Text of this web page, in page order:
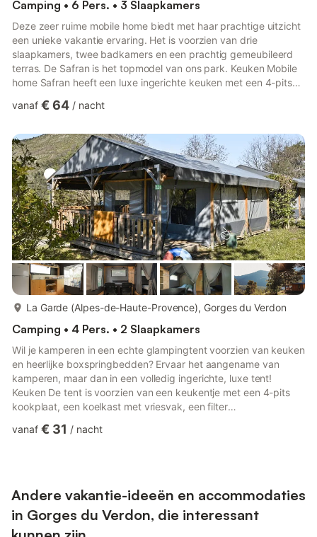
Camping • 6 Pers. • 3 Slaapkamers
Deze zeer ruime mobile home biedt met haar prachtige uitzicht
een unieke vakantie ervaring. Het is voorzien van drie
slaapkamers, twee badkamers en een prachtig gemeubileerd
terras. De Safran is het topmodel van ons park. Keuken Mobile
home Safran heeft een luxe ingerichte keuken met een 4-pits
koffiezetapparaat, Nespresso koffiezetapparaat,
openslaande deuren is de woonkamer een heerlijke lichte ruimte
voorzien van een knusse eethoek voor zes personen ...
vanaf € 64 / nacht
meer...
La Garde (Alpes-de-Haute-Provence), Gorges du Verdon
Camping • 4 Pers. • 2 Slaapkamers
Wil je kamperen in een echte glampingtent voorzien van keuken
en heerlijke boxspringbedden? Ervaar het aangename van
kamperen, maar dan in een volledig ingerichte, luxe tent!
Keuken De tent is voorzien van een keukentje met een 4-pits
kookplaat, een koelkast met vriesvak, een filter
waterkoker, een magnetron en volledige keukeninventaris.
als buiten neergezet ka...
vanaf € 31 / nacht
Andere vakantie-ideeën en accommodaties
in Gorges du Verdon, die interessant